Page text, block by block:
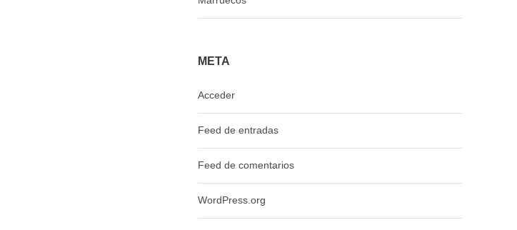
META
Acceder
Feed de entradas
Feed de comentarios
WordPress.org